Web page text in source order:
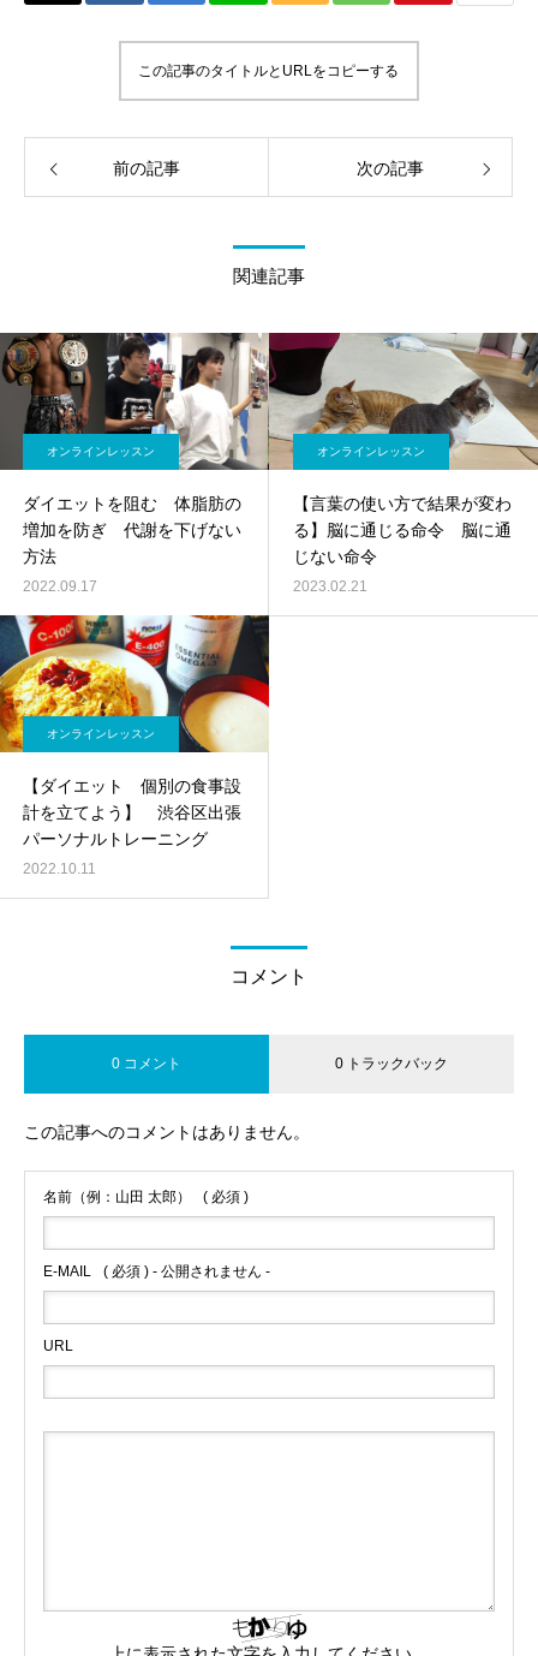
この記事のタイトルとURLをコピーする
前の記事 次の記事
関連記事
オンラインレッスン
ダイエットを阻む 体脂肪の
増加を防ぎ 代謝を下げない
方法
2022.09.17
オンラインレッスン
【言葉の使い方で結果が変わ
る】脳に通じる命令 脳に通
じない命令
2023.02.21
オンラインレッスン
【ダイエット 個別の食事設
計を立てよう】 渋谷区出張
パーソナルトレーニング
2022.10.11
コメント
0 コメント 0 トラックバック
この記事へのコメントはありません。
名前（例：山田 太郎） ( 必須 )
E-MAIL ( 必須 ) - 公開されません -
URL